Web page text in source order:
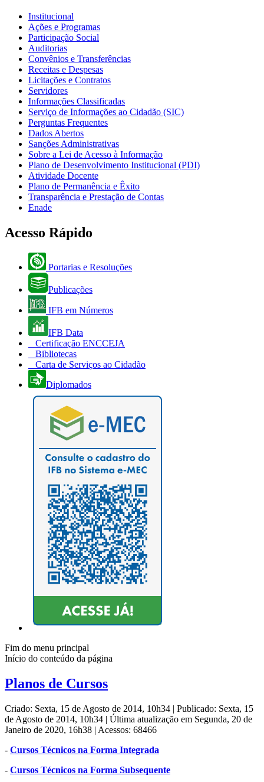
Institucional
Ações e Programas
Participação Social
Auditorias
Convênios e Transferências
Receitas e Despesas
Licitações e Contratos
Servidores
Informações Classificadas
Serviço de Informações ao Cidadão (SIC)
Perguntas Frequentes
Dados Abertos
Sanções Administrativas
Sobre a Lei de Acesso à Informação
Plano de Desenvolvimento Institucional (PDI)
Atividade Docente
Plano de Permanência e Êxito
Transparência e Prestação de Contas
Enade
Acesso Rápido
Portarias e Resoluções
Publicações
IFB em Números
IFB Data
Certificação ENCCEJA
Bibliotecas
Carta de Serviços ao Cidadão
Diplomados
Fim do menu principal
Início do conteúdo da página
Planos de Cursos
Criado: Sexta, 15 de Agosto de 2014, 10h34 | Publicado: Sexta, 15
de Agosto de 2014, 10h34 | Última atualização em Segunda, 20 de
Janeiro de 2020, 16h38 | Acessos: 68466
- Cursos Técnicos na Forma Integrada
- Cursos Técnicos na Forma Subsequente